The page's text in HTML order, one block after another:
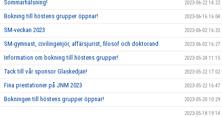
Sommarhälsning! 2023-06-22 14:22
Bokning till höstens grupper öppnar! 2023-06-16 16:04
SM-veckan 2023 2023-06-02 16:32
SM-gymnast, civilingenjör, affärsjurist, filosof och doktorand 2023-06-02 16:27
Information om bokning till höstens grupper! 2023-05-24 11:15
Tack till vår sponsor Glaskedjan! 2023-05-22 17:02
Fina prestationer på JNM 2023 2023-05-22 16:47
Bokningen till höstens grupper öppnar! 2023-05-20 10:29
2023-05-18 19:14